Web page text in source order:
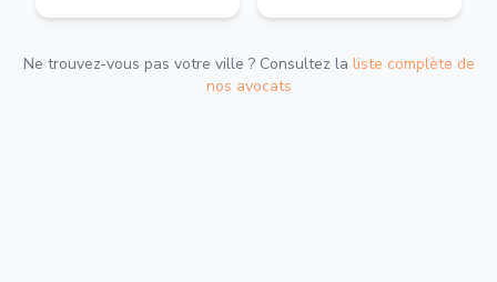
Ne trouvez-vous pas votre ville ? Consultez la liste complète de
nos avocats